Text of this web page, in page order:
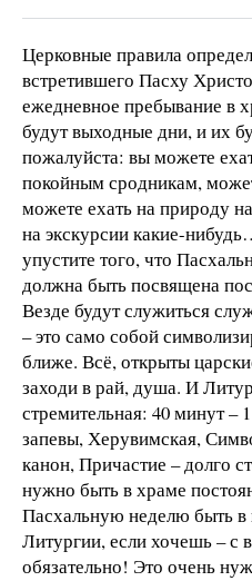
Церковные правила
встретившего Пасху
ежедневное пребывание в
будут выходные дни, и их
пожалуйста: вы можете
покойным сродникам,
можете ехать на природу
на экскурсии какие-
упустите того, что
должна быть посвящена
Везде будут служиться
– это само собой
ближе. Всё, открыты
заходи в рай, душа. И
стремительная: 40 минут –
запевы, Херувимская,
канон, Причастие – долго
нужно быть в храме
Пасхальную неделю быть в
Литургии, если хочешь – с
обязательно! Это очень